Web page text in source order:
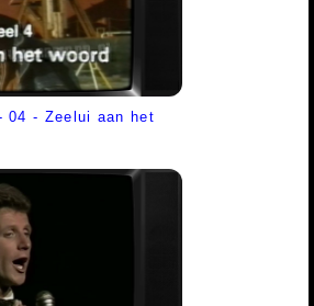
04 - Zeelui aan het